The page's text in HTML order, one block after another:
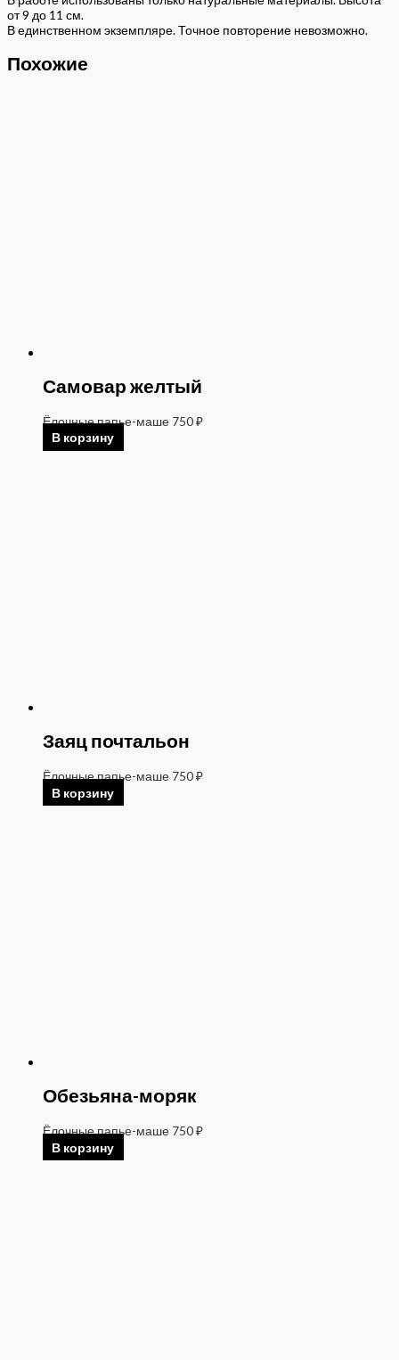
от 9 до 11 см.
В единственном экземпляре. Точное повторение невозможно.
Похожие
Самовар желтый
Ёлочные папье-маше 750₽
В корзину
Заяц почтальон
Ёлочные папье-маше 750₽
В корзину
Обезьяна-моряк
Ёлочные папье-маше 750₽
В корзину